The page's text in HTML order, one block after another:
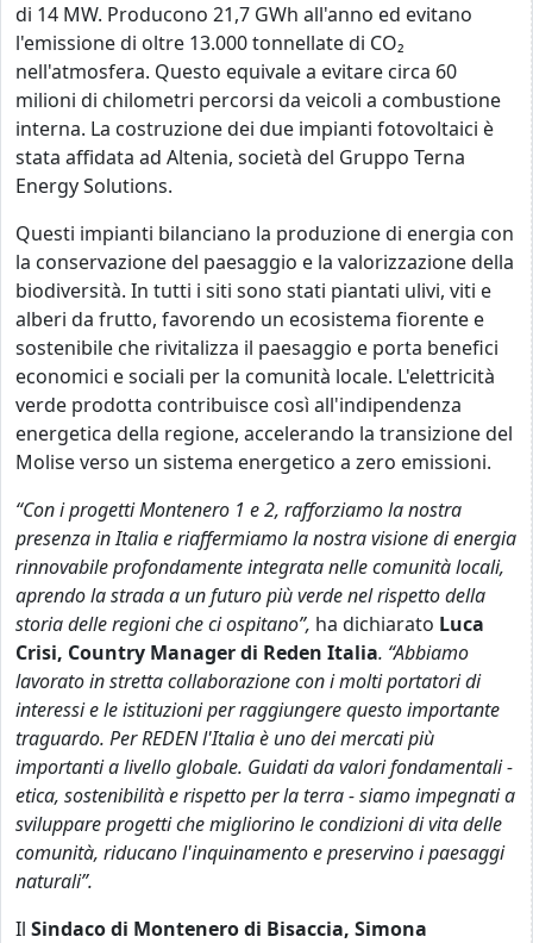
di 14 MW. Producono 21,7 GWh all'anno ed evitano
l'emissione di oltre 13.000 tonnellate di CO₂
nell'atmosfera. Questo equivale a evitare circa 60
milioni di chilometri percorsi da veicoli a combustione
interna. La costruzione dei due impianti fotovoltaici è
stata affidata ad Altenia, società del Gruppo Terna
Energy Solutions.
Questi impianti bilanciano la produzione di energia con
la conservazione del paesaggio e la valorizzazione della
biodiversità. In tutti i siti sono stati piantati ulivi, viti e
alberi da frutto, favorendo un ecosistema fiorente e
sostenibile che rivitalizza il paesaggio e porta benefici
economici e sociali per la comunità locale. L'elettricità
verde prodotta contribuisce così all'indipendenza
energetica della regione, accelerando la transizione del
Molise verso un sistema energetico a zero emissioni.
“Con i progetti Montenero 1 e 2, rafforziamo la nostra
presenza in Italia e riaffermiamo la nostra visione di energia
rinnovabile profondamente integrata nelle comunità locali,
aprendo la strada a un futuro più verde nel rispetto della
storia delle regioni che ci ospitano”, ha dichiarato Luca
Crisi, Country Manager di Reden Italia. “Abbiamo
lavorato in stretta collaborazione con i molti portatori di
interessi e le istituzioni per raggiungere questo importante
traguardo. Per REDEN l'Italia è uno dei mercati più
importanti a livello globale. Guidati da valori fondamentali -
etica, sostenibilità e rispetto per la terra - siamo impegnati a
sviluppare progetti che migliorino le condizioni di vita delle
comunità, riducano l'inquinamento e preservino i paesaggi
naturali”.
Il Sindaco di Montenero di Bisaccia, Simona